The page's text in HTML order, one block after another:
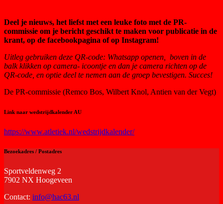
Deel je nieuws, het liefst met een leuke foto met de PR-
commissie om je bericht geschikt te maken voor publicatie in de
krant, op de facebookpagina of op Instagram!
Uitleg gebruiken deze QR-code: Whatsapp openen, boven in de
balk klikken op camera- icoontje en dan je camera richten op de
QR-code, en optie deel te nemen aan de groep bevestigen. Succes!
De PR-commissie (Remco Bos, Wilbert Knol, Antien van der Vegt)
Link naar wedstrijdkalender AU
https://www.atletiek.nl/wedstrijdkalender/
Bezoekadres / Postadres
Sportveldenweg 2
7902 NX Hoogeveen
Contact: info@hac63.nl